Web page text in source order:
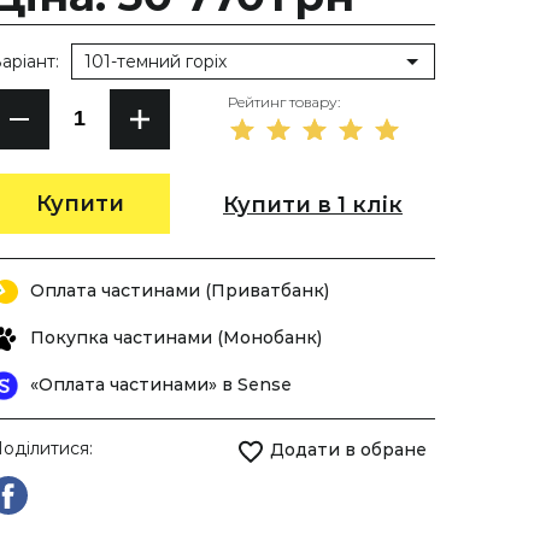
Купити
101-темний горіх
Рейтинг товару:
Купити в 1 клік
Оплата частинами (Приватбанк)
Покупка частинами (Монобанк)
«Оплата частинами» в Sense
Додати в обране